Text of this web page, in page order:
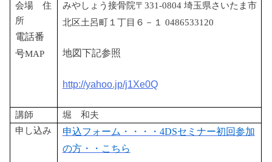
会場 住
所
電話番
号MAP
みやしょう接骨院〒331-0804 埼玉県さいたま市
北区土呂町１丁目６－１ 0486533120
地図下記参照
http://yahoo.jp/j1Xe0Q
講師
堀 和夫
申し込み
申込フォーム・・・・4DSセミナー初回参加
の方・・こちら